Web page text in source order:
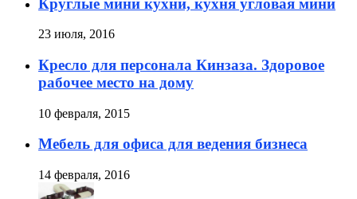
23 июля, 2016
Кресло для персонала Кинзаза. Здоровое
рабочее место на дому
10 февраля, 2015
Мебель для офиса для ведения бизнеса
14 февраля, 2016